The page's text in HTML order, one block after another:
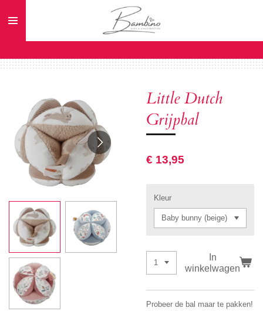
direct
hoofdinhoud
Little Dutch
Grijpbal
€ 13,95
Kleur
In
winkelwagen
Probeer de bal maar te pakken!